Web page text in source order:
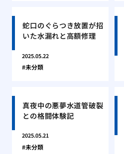
蛇口のぐらつき放置が招
いた水漏れと高額修理
2025.05.22
未分類
真夜中の悪夢水道管破裂
との格闘体験記
2025.05.21
未分類